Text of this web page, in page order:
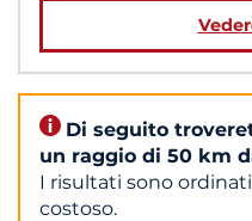
Di seguito
un raggio di 50 km
I risultati sono
costoso.